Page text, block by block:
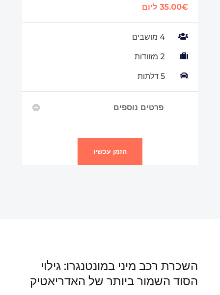
35.00€ ליום
 4 מושבים
 2 מזוודות
 5 דלתות
פרטים נוספים
הזמן עכשיו
השכרת רכב מיני במונטנגרו: גילוי
הסוד השמור ביותר של האדריאטיק